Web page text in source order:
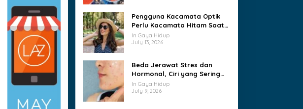
Pengguna Kacamata Optik
Perlu Kacamata Hitam Saat
Cuaca Panas?
In Gaya Hidup
July 13, 2026
Beda Jerawat Stres dan
Hormonal, Ciri yang Sering
Tertukar
In Gaya Hidup
July 9, 2026